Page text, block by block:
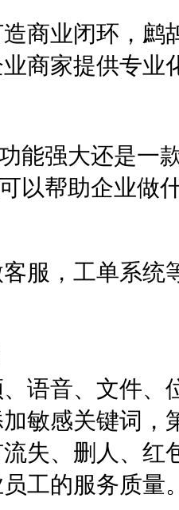
商业闭环，鹧
商家提供专业
能强大还是一
以帮助企业做
服，工单系统
语音、文件、
敏感关键词，
失、删人、红
工的服务质量